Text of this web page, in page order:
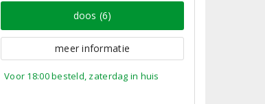
doos (6)
meer informatie
Voor 18:00 besteld, zaterdag in huis